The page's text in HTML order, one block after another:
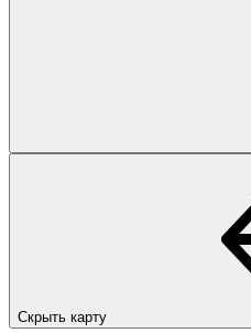
Скрыть карту